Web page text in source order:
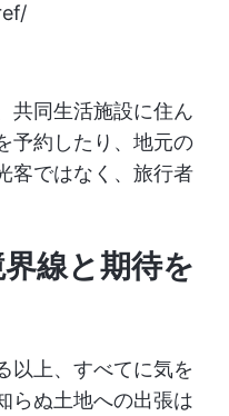
共同生活施設に住ん
予約したり、地元の
客ではなく、旅行者
線と期待を
以上、すべてに気を
らぬ土地への出張は